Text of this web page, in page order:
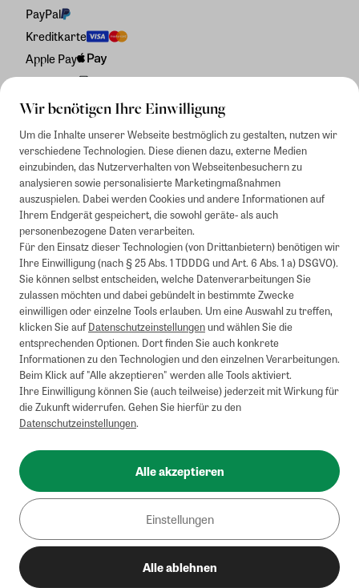
Wir benötigen Ihre Einwilligung
Um die Inhalte unserer Webseite bestmöglich zu gestalten, nutzen wir
verschiedene Technologien. Diese dienen dazu, externe Medien
einzubinden, das Nutzerverhalten von Webseitenbesuchern zu
analysieren sowie personalisierte Marketingmaßnahmen
auszuspielen. Dabei werden Cookies und andere Informationen auf
Ihrem Endgerät gespeichert, die sowohl geräte- als auch
personenbezogene Daten verarbeiten.
Für den Einsatz dieser Technologien (von Drittanbietern) benötigen wir
Ihre Einwilligung (nach § 25 Abs. 1 TDDDG und Art. 6 Abs. 1 a) DSGVO).
Sie können selbst entscheiden, welche Datenverarbeitungen Sie
zulassen möchten und dabei gebündelt in bestimmte Zwecke
einwilligen oder einzelne Tools erlauben. Um eine Auswahl zu treffen,
klicken Sie aufDatenschutzeinstellungenund wählen Sie die
entsprechenden Optionen. Dort finden Sie auch konkrete
Informationen zu den Technologien und den einzelnen Verarbeitungen.
Beim Klick auf "Alle akzeptieren" werden alle Tools aktiviert.
Ihre Einwilligung können Sie (auch teilweise) jederzeit mit Wirkung für
die Zukunft widerrufen. Gehen Sie hierfür zu den
Datenschutzeinstellungen.
Alle akzeptieren
Einstellungen
Alle ablehnen
PayPal
Kreditkarte
Apple Pay
Rechnung